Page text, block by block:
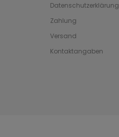
Datenschutzerklärung
Zahlung
Versand
Kontaktangaben